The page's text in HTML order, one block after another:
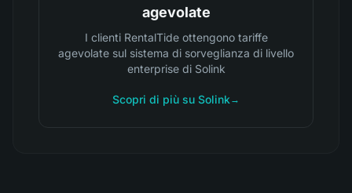
agevolate
I clienti RentalTide ottengono tariffe
agevolate sul sistema di sorveglianza di livello
enterprise di Solink
Scopri di più su Solink →